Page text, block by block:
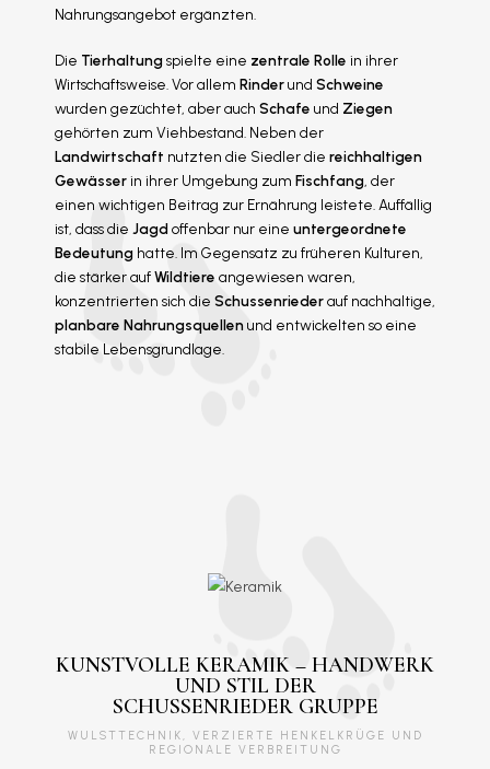
Nahrungsangebot ergänzten.
Die Tierhaltungspielte eine zentrale Rolle in ihrer
Wirtschaftsweise. Vor allem Rinderund Schweine
wurden gezüchtet, aber auch Schafe und Ziegen
gehörten zum Viehbestand. Neben der
Landwirtschaft nutzten die Siedler die reichhaltigen
Gewässerin ihrer Umgebung zum Fischfang, der
einen wichtigen Beitrag zur Ernährung leistete. Auffällig
ist, dass die Jagdoffenbar nur eine untergeordnete
Bedeutung hatte. Im Gegensatz zu früheren Kulturen,
die stärker aufWildtiere angewiesen waren,
konzentrierten sich die Schussenriederauf nachhaltige,
planbare Nahrungsquellen und entwickelten so eine
stabile Lebensgrundlage.
KUNSTVOLLE KERAMIK – HANDWERK
UND STIL DER
SCHUSSENRIEDER GRUPPE
WULSTTECHNIK, VERZIERTE HENKELKRÜGE UND
REGIONALE VERBREITUNG